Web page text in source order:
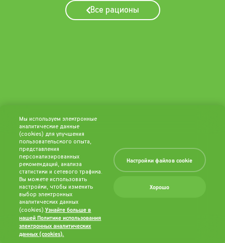
Все рационы
Мы используем электронные
аналитические данные
(cookies) для улучшения
пользовательского опыта,
представления
персонализированных
рекомендаций, анализа
статистики и сетевого трафика.
Вы можете использовать
настройки, чтобы изменить
выбор электронных
аналитических данных
(cookies).Узнайте больше в
нашей Политике использования
электронных аналитических
данных (cookies).
Настройки файлов cookie
Хорошо